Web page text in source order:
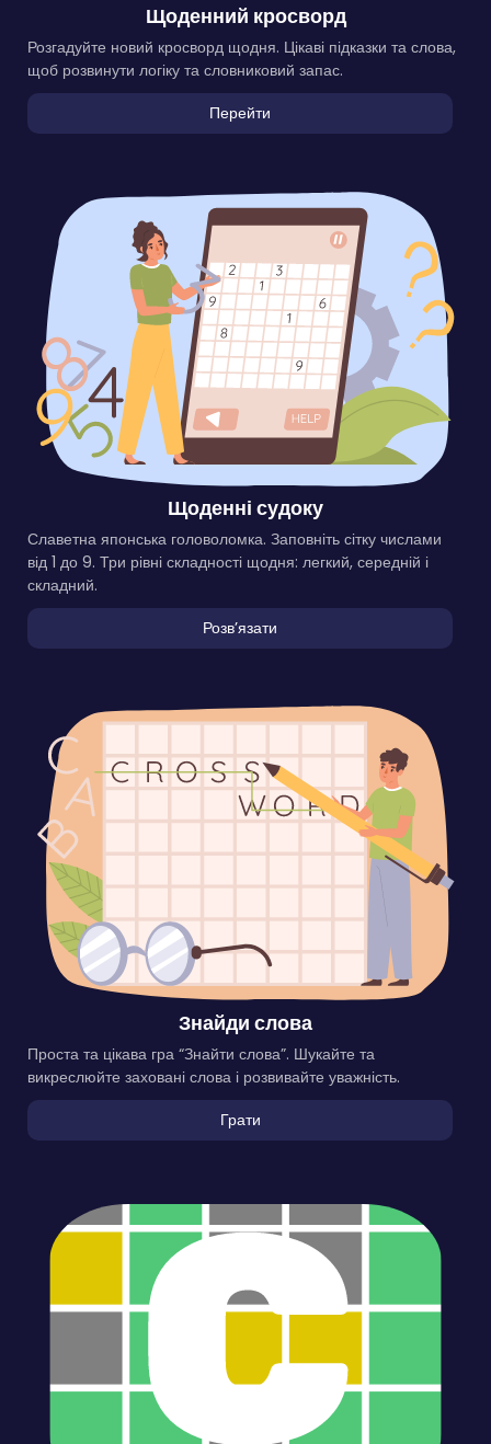
Щоденний кросворд
Розгадуйте новий кросворд щодня. Цікаві підказки та слова,
щоб розвинути логіку та словниковий запас.
Перейти
Щоденні судоку
Славетна японська головоломка. Заповніть сітку числами
від 1 до 9. Три рівні складності щодня: легкий, середній і
складний.
Розвʼязати
Знайди слова
Проста та цікава гра “Знайти слова”. Шукайте та
викреслюйте заховані слова і розвивайте уважність.
Грати